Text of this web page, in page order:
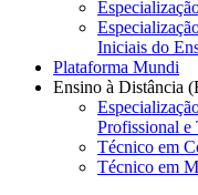
Iniciais do
Plataforma Mundi
Ensino à Distância
Profissional e
Técnico em
Técnico em